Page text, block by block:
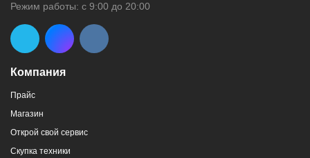
Компания
Прайс
Магазин
Открой свой сервис
Скупка техники
Режим работы: с 9:00 до 20:00